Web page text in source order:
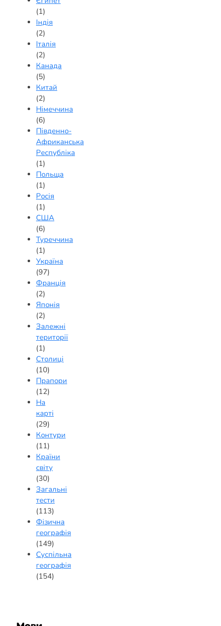
(1)
Індія
(2)
Італія
(2)
Канада
(5)
Китай
(2)
Німеччина
(6)
Південно-
Африканська
Республіка
(1)
Польща
(1)
Росія
(1)
США
(6)
Туреччина
(1)
Україна
(97)
Франція
(2)
Японія
(2)
Залежні
території
(1)
Столиці
(10)
Прапори
(12)
На
карті
(29)
Контури
(11)
Країни
світу
(30)
Загальні
тести
(113)
Фізична
географія
(149)
Суспільна
географія
(154)